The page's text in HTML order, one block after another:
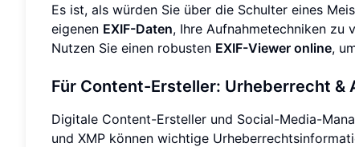
Es ist, als würden Sie über die Schulter eines
eigenen EXIF-Daten, Ihre Aufnahmetechniken zu
Nutzen Sie einen robusten EXIF-Viewer online,
Für Content-Ersteller: Urheberrecht &
Digitale Content-Ersteller und Social-Media-
und XMP können wichtige